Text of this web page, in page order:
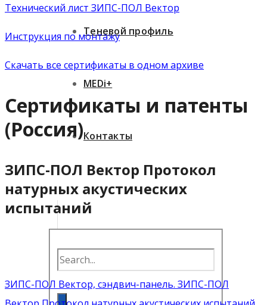
Теневой профиль
MEDi+
Контакты
Технический лист ЗИПС-ПОЛ Вектор
Инструкция по монтажу
Скачать все сертификаты в одном архиве
Сертификаты и патенты
(Россия)
ЗИПС-ПОЛ Вектор Протокол
натурных акустических
испытаний
ЗИПС-ПОЛ Вектор, сэндвич-панель. ЗИПС-ПОЛ